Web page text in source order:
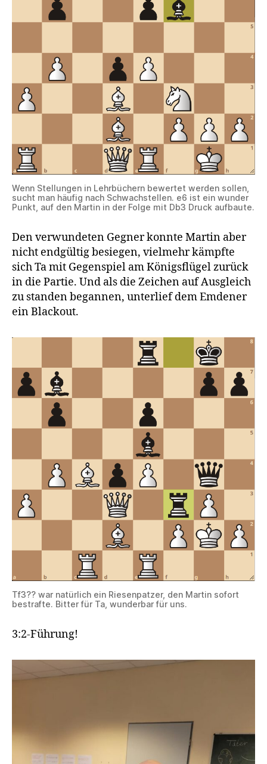
Wenn Stellungen in Lehrbüchern bewertet werden sollen,
sucht man häufig nach Schwachstellen. e6 ist ein wunder
Punkt, auf den Martin in der Folge mit Db3 Druck aufbaute.
Den verwundeten Gegner konnte Martin aber
nicht endgültig besiegen, vielmehr kämpfte
sich Ta mit Gegenspiel am Königsflügel zurück
in die Partie. Und als die Zeichen auf Ausgleich
zu standen begannen, unterlief dem Emdener
ein Blackout.
Tf3?? war natürlich ein Riesenpatzer, den Martin sofort
bestrafte. Bitter für Ta, wunderbar für uns.
3:2-Führung!